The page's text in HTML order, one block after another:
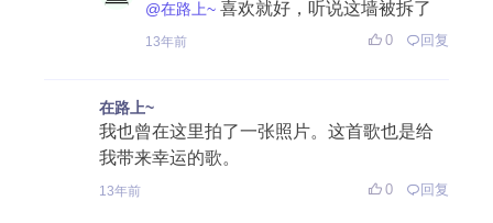
@在路上~ 喜欢就好，听说这墙被拆了
13年前 0 回复
在路上~
我也曾在这里拍了一张照片。这首歌也是给
我带来幸运的歌。
13年前 0 回复